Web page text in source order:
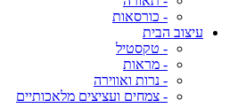
- כורסאות
עיצוב הבית
- טקסטיל
- מראות
- נרות ואווירה
- צמחים ועציצים מלאכותיים